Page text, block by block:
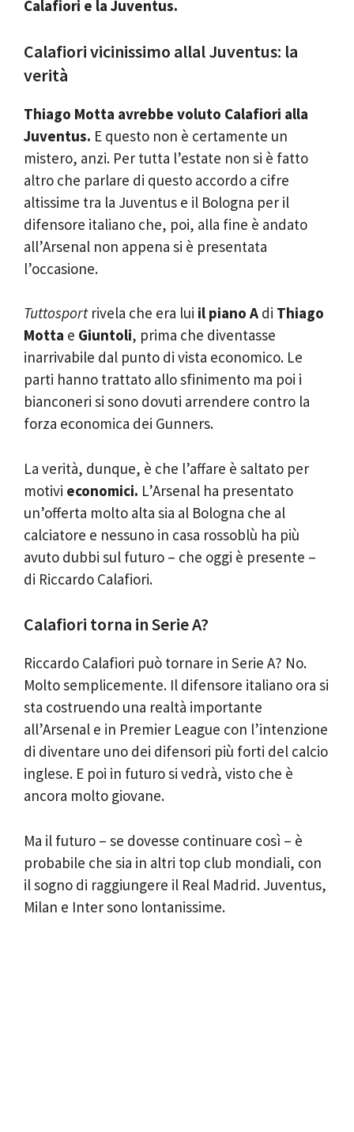
Calafiori e la Juventus.
Calafiori vicinissimo allal Juventus: la
verità
Thiago Motta avrebbe voluto Calafiori alla
Juventus. E questo non è certamente un
mistero, anzi. Per tutta l’estate non si è fatto
altro che parlare di questo accordo a cifre
altissime tra la Juventus e il Bologna per il
difensore italiano che, poi, alla fine è andato
all’Arsenal non appena si è presentata
l’occasione.
Tuttosportrivela che era lui il piano A di Thiago
Motta e Giuntoli, prima che diventasse
inarrivabile dal punto di vista economico. Le
parti hanno trattato allo sfinimento ma poi i
bianconeri si sono dovuti arrendere contro la
forza economica dei Gunners.
La verità, dunque, è che l’affare è saltato per
motivi economici. L’Arsenal ha presentato
un’offerta molto alta sia al Bologna che al
calciatore e nessuno in casa rossoblù ha più
avuto dubbi sul futuro – che oggi è presente –
di Riccardo Calafiori.
Calafiori torna in Serie A?
Riccardo Calafiori può tornare in Serie A? No.
Molto semplicemente. Il difensore italiano ora si
sta costruendo una realtà importante
all’Arsenal e in Premier League con l’intenzione
di diventare uno dei difensori più forti del calcio
inglese. E poi in futuro si vedrà, visto che è
ancora molto giovane.
Ma il futuro – se dovesse continuare così – è
probabile che sia in altri top club mondiali, con
il sogno di raggiungere il Real Madrid. Juventus,
Milan e Inter sono lontanissime.